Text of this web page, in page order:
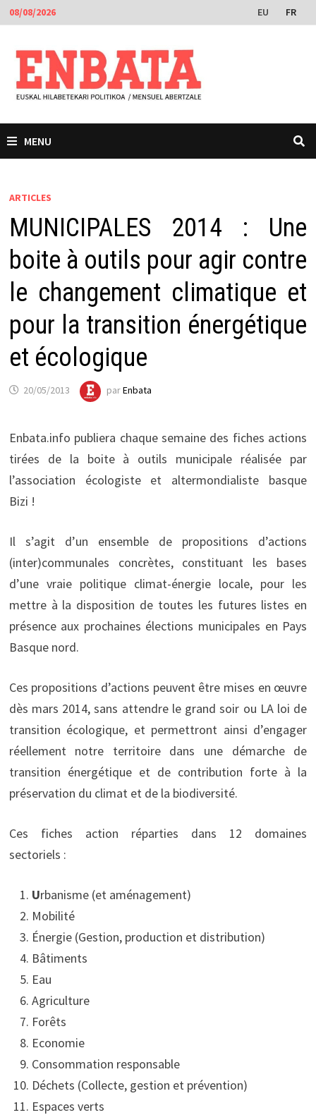
Passer
au
contenu
08/08/2026 EU FR
MENU
ARTICLES
MUNICIPALES 2014 : Une
boite à outils pour agir contre
le changement climatique et
pour la transition énergétique
et écologique
20/05/2013 parEnbata
Enbata.info publiera chaque semaine des fiches actions
tirées de la boite à outils municipale réalisée par
l’association écologiste et altermondialiste basque
Bizi !
Il s’agit d’un ensemble de propositions d’actions
(inter)communales concrètes, constituant les bases
d’une vraie politique climat-énergie locale, pour les
mettre à la disposition de toutes les futures listes en
présence aux prochaines élections municipales en Pays
Basque nord.
Ces propositions d’actions peuvent être mises en œuvre
dès mars 2014, sans attendre le grand soir ou LA loi de
transition écologique, et permettront ainsi d’engager
réellement notre territoire dans une démarche de
transition énergétique et de contribution forte à la
préservation du climat et de la biodiversité.
Ces fiches action réparties dans 12 domaines
sectoriels :
Urbanisme (et aménagement)
Mobilité
Énergie (Gestion, production et distribution)
Bâtiments
Eau
Agriculture
Forêts
Economie
Consommation responsable
Déchets (Collecte, gestion et prévention)
Espaces verts